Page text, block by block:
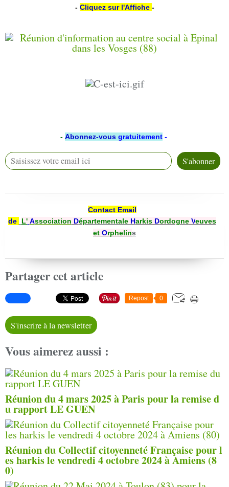
- Cliquez sur l'Affiche -
- Abonnez-vous gratuitement -
Contact Email
de
L' Association DépartementaleHarkis DordogneVeuves
et Orphelins
Partager cet article
Repost 0
S'inscrire à la newsletter
Vous aimerez aussi :
Réunion du 4 mars 2025 à Paris pour la remise d
u rapport LE GUEN
Réunion du Collectif citoyenneté Française pour l
es harkis le vendredi 4 octobre 2024 à Amiens (8
0)